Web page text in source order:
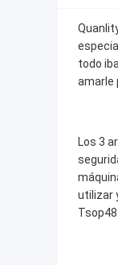
todo
amarle
Los 3
utilizar